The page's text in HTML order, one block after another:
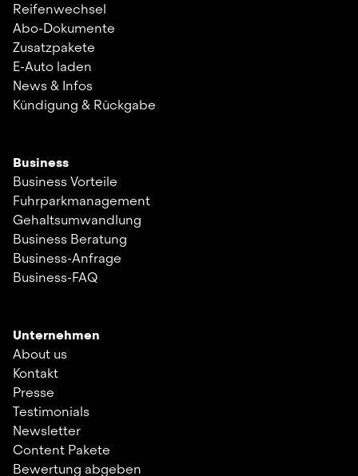
Reifenwechsel
Abo-Dokumente
Zusatzpakete
E-Auto laden
News & Infos
Kündigung & Rückgabe
Business
Business Vorteile
Fuhrparkmanagement
Gehaltsumwandlung
Business Beratung
Business-Anfrage
Business-FAQ
Unternehmen
About us
Kontakt
Presse
Testimonials
Newsletter
Content Pakete
Bewertung abgeben